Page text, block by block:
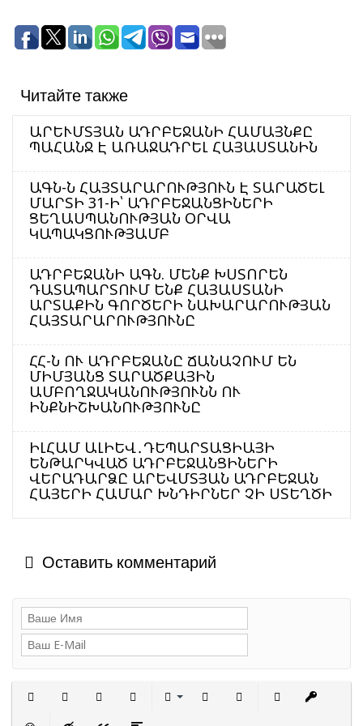
Читайте также
ԱՐԵՒՄՏՅԱՆ ԱԴՐԲԵՋԱՆԻ ՀԱՄԱՅՆՔԸ
ՊԱՀԱՆՋ Է ԱՌԱՋԱԴՐԵԼ ՀԱՅԱՍՏԱՆԻՆ
ԱԳՆ-Ն ՀԱՅՏԱՐԱՐՈՒԹՅՈՒՆ Է ՏԱՐԱԾԵԼ
ՄԱՐՏԻ 31-Ի՝ ԱԴՐԲԵՋԱՆՑԻՆԵՐԻ
ՑԵՂԱՍՊԱՆՈՒԹՅԱՆ ՕՐՎԱ
ԿԱՊԱԿՑՈՒԹՅԱՄԲ
ԱԴՐԲԵՋԱՆԻ ԱԳՆ. ՄԵՆՔ ԽՍՏՈՐԵՆ
ԴԱՏԱՊԱՐՏՈՒՄ ԵՆՔ ՀԱՅԱՍՏԱՆԻ
ԱՐՏԱՔԻՆ ԳՈՐԾԵՐԻ ՆԱԽԱՐԱՐՈՒԹՅԱՆ
ՀԱՅՏԱՐԱՐՈՒԹՅՈՒՆԸ
ՀՀ-Ն ՈՒ ԱԴՐԲԵՋԱՆԸ ՃԱՆԱՉՈՒՄ ԵՆ
ՄԻՄՅԱՆՑ ՏԱՐԱԾՔԱՅԻՆ
ԱՄԲՈՂՋԱԿԱՆՈՒԹՅՈՒՆՆ ՈՒ
ԻՆՔՆԻՇԽԱՆՈՒԹՅՈՒՆԸ
ԻԼՀԱՄ ԱԼԻԵՎ․ԴԵՊԱՐՏԱՑԻԱՅԻ
ԵՆԹԱՐԿՎԱԾ ԱԴՐԲԵՋԱՆՑԻՆԵՐԻ
ՎԵՐԱԴԱՐՁԸ ԱՐԵՎՄՏՅԱՆ ԱԴՐԲԵՋԱՆ
ՀԱՅԵՐԻ ՀԱՄԱՐ ԽՆԴԻՐՆԵՐ ՉԻ ՍՏԵՂԾԻ
Оставить комментарий
Полужирный